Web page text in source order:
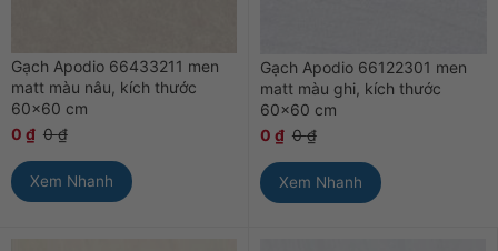
Gạch Apodio 66433211 men
matt màu nâu, kích thước
60×60 cm
0 ₫ 0₫
Xem Nhanh
Gạch Apodio 66122301 men
matt màu ghi, kích thước
60×60 cm
0 ₫ 0₫
Xem Nhanh